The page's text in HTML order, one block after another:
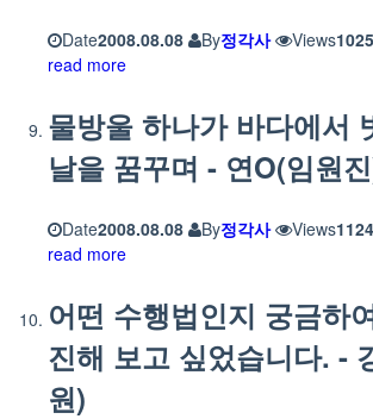
Date2008.08.08 By정각사 Views
read more
물방울 하나가 바다에서
날을 꿈꾸며 - 연O(임원
Date2008.08.08 By정각사 Views
read more
어떤 수행법인지 궁금하
진해 보고 싶었습니다. -
원)